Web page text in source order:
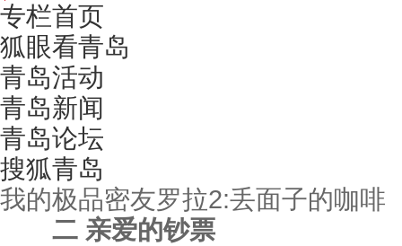
专栏首页
狐眼看青岛
青岛活动
青岛新闻
青岛论坛
搜狐青岛
我的极品密友罗拉2:丢面子的咖啡
二 亲爱的钞票